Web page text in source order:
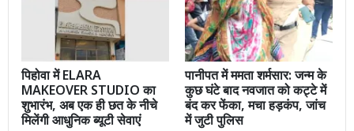
पिहोवा में ELARA
MAKEOVER STUDIO का
शुभारंभ, अब एक ही छत के नीचे
मिलेंगी आधुनिक ब्यूटी सेवाएं
पानीपत में ममता शर्मसार: जन्म के
कुछ घंटे बाद नवजात को कट्टे में
बंद कर फेंका, मचा हड़कंप, जांच
में जुटी पुलिस